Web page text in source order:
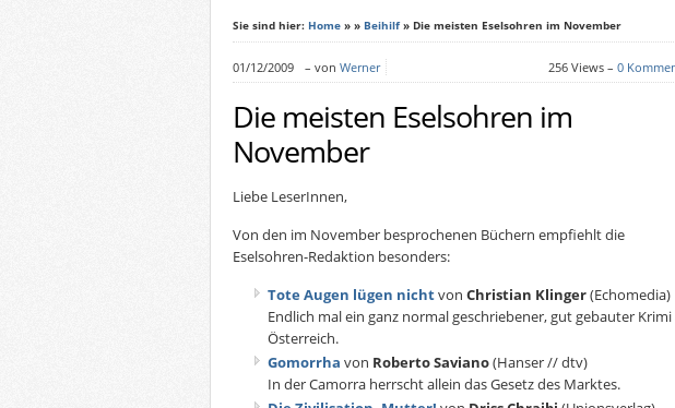
Sie sind hier: Home » » Beihilf» Die meisten Eselsohren im November
01/12/2009 – von Werner 256 Views – 0
Die meisten Eselsohren im
November
Liebe LeserInnen,
Von den im November besprochenen Büchern empfiehlt die
Eselsohren-Redaktion besonders:
Tote Augen lügen nichtvon Christian Klinger(Echomedia)
Endlich mal ein ganz normal geschriebener, gut gebauter Krimi
Österreich.
Gomorrha von Roberto Saviano(Hanser // dtv)
In der Camorra herrscht allein das Gesetz des Marktes.